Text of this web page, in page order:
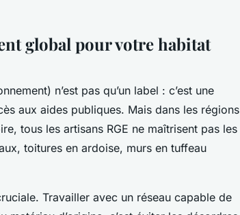
global pour votre habitat
n’est pas qu’un label : c’est une
aux aides publiques. Mais dans les régions
tous les artisans RGE ne maîtrisent pas les
toitures en ardoise, murs en tuffeau
Travailler avec un réseau capable de